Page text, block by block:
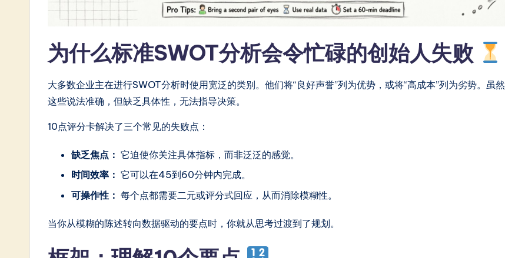
为什么标准SWOT分析会令忙碌的创始人失败
大多数企业主在进行SWOT分析时使用宽泛的类别。他们将“良好声誉”列为优势，或将“高成本”列为劣势。虽然
这些说法准确，但缺乏具体性，无法指导决策。
10点评分卡解决了三个常见的失败点：
缺乏焦点： 它迫使你关注具体指标，而非泛泛的感觉。
时间效率： 它可以在45到60分钟内完成。
可操作性： 每个点都需要二元或评分式回应，从而消除模糊性。
当你从模糊的陈述转向数据驱动的要点时，你就从思考过渡到了规划。